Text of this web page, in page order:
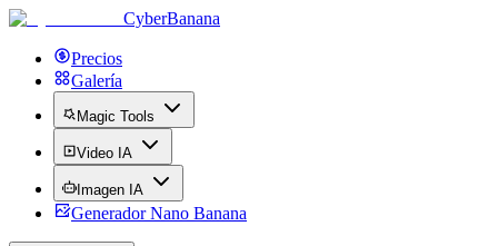
CyberBanana
Precios
Galería
Magic Tools
Video IA
Imagen IA
Generador Nano Banana